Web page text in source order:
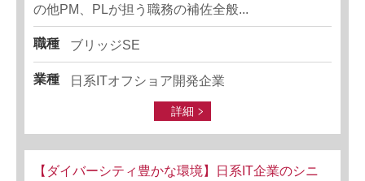
の他PM、PLが担う職務の補佐全般...
職種 ブリッジSE
業種 日系ITオフショア開発企業
詳細
【ダイバーシティ豊かな環境】日系IT企業のシニ